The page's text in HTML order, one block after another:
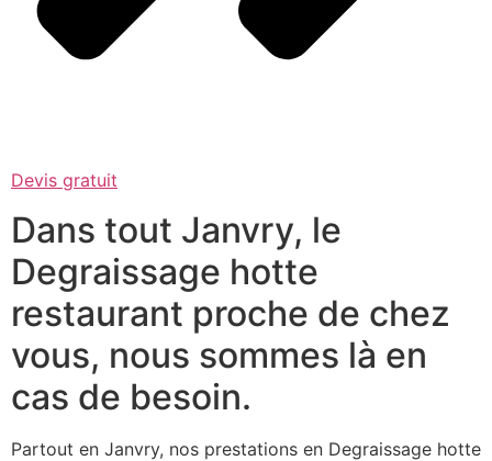
Devis gratuit
Dans tout Janvry, le
Degraissage hotte
restaurant proche de chez
vous, nous sommes là en
cas de besoin.
Partout en Janvry, nos prestations en Degraissage hotte